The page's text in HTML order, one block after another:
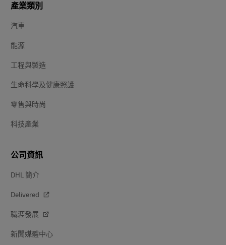
產業類別
汽車
能源
工程與製造
生命科學及健康照護
零售與時尚
科技產業
公司資訊
DHL 簡介
Delivered
職涯發展
新聞媒體中心